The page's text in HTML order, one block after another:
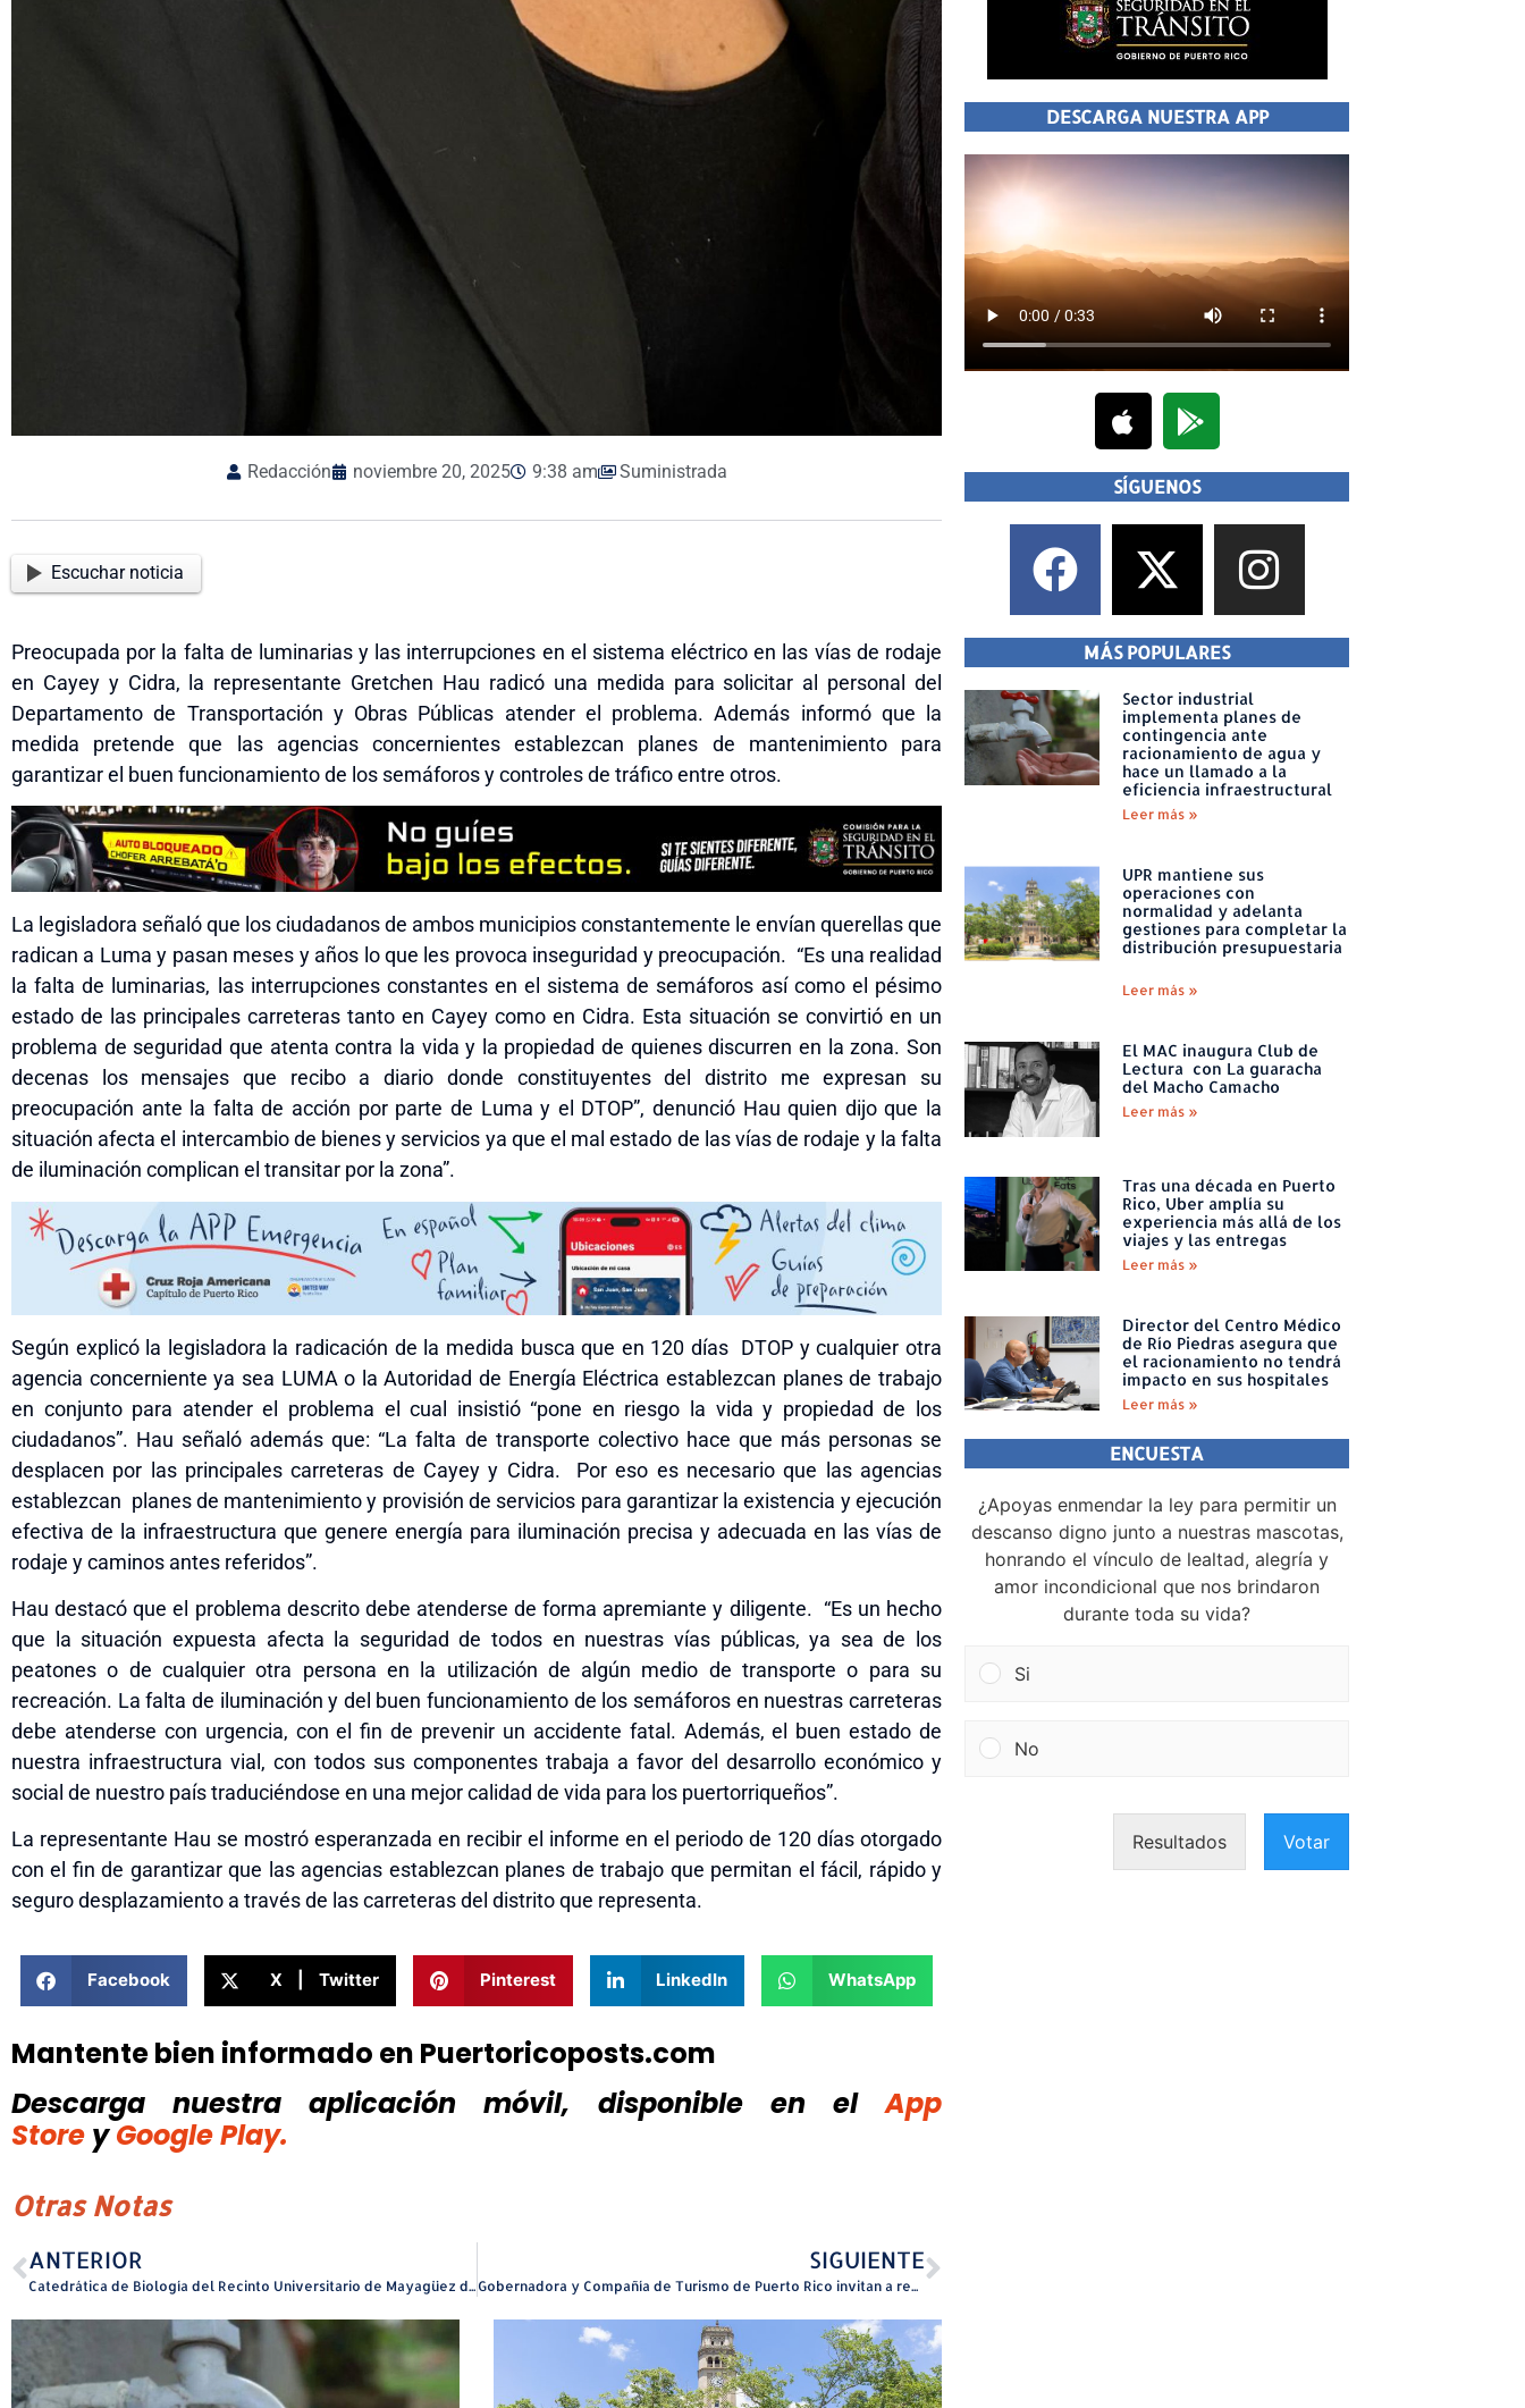
Redacción noviembre 20, 2025 9:38 am Suministrada
Escuchar noticia
Preocupada por la falta de luminarias y las interrupciones en el sistema eléctrico en las vías de rodaje
en Cayey y Cidra, la representante Gretchen Hau radicó una medida para solicitar al personal del
Departamento de Transportación y Obras Públicas atender el problema. Además informó que la
medida pretende que las agencias concernientes establezcan planes de mantenimiento para
garantizar el buen funcionamiento de los semáforos y controles de tráfico entre otros.
La legisladora señaló que los ciudadanos de ambos municipios constantemente le envían querellas que
radican a Luma y pasan meses y años lo que les provoca inseguridad y preocupación. “Es una realidad
la falta de luminarias, las interrupciones constantes en el sistema de semáforos así como el pésimo
estado de las principales carreteras tanto en Cayey como en Cidra. Esta situación se convirtió en un
problema de seguridad que atenta contra la vida y la propiedad de quienes discurren en la zona. Son
decenas los mensajes que recibo a diario donde constituyentes del distrito me expresan su
preocupación ante la falta de acción por parte de Luma y el DTOP”, denunció Hau quien dijo que la
situación afecta el intercambio de bienes y servicios ya que el mal estado de las vías de rodaje y la falta
de iluminación complican el transitar por la zona”.
Según explicó la legisladora la radicación de la medida busca que en 120 días DTOP y cualquier otra
agencia concerniente ya sea LUMA o la Autoridad de Energía Eléctrica establezcan planes de trabajo
en conjunto para atender el problema el cual insistió “pone en riesgo la vida y propiedad de los
ciudadanos”. Hau señaló además que: “La falta de transporte colectivo hace que más personas se
desplacen por las principales carreteras de Cayey y Cidra. Por eso es necesario que las agencias
establezcan planes de mantenimiento y provisión de servicios para garantizar la existencia y ejecución
efectiva de la infraestructura que genere energía para iluminación precisa y adecuada en las vías de
rodaje y caminos antes referidos”.
Hau destacó que el problema descrito debe atenderse de forma apremiante y diligente. “Es un hecho
que la situación expuesta afecta la seguridad de todos en nuestras vías públicas, ya sea de los
peatones o de cualquier otra persona en la utilización de algún medio de transporte o para su
recreación. La falta de iluminación y del buen funcionamiento de los semáforos en nuestras carreteras
debe atenderse con urgencia, con el fin de prevenir un accidente fatal. Además, el buen estado de
nuestra infraestructura vial, con todos sus componentes trabaja a favor del desarrollo económico y
social de nuestro país traduciéndose en una mejor calidad de vida para los puertorriqueños”.
La representante Hau se mostró esperanzada en recibir el informe en el periodo de 120 días otorgado
con el fin de garantizar que las agencias establezcan planes de trabajo que permitan el fácil, rápido y
seguro desplazamiento a través de las carreteras del distrito que representa.
Facebook X | Twitter Pinterest LinkedIn WhatsApp
Mantente bien informado en Puertoricoposts.com
Descarga nuestra aplicación móvil, disponible
en el
App
Store y Google Play.
Otras Notas
ANTERIOR
Catedrática de Biología del Recinto Universitario de Mayagüez de la UPR obtiene millonaria subvención de la NSF para transformación curricular en esa disciplina
SIGUIENTE
Gobernadora y Compañía de Turismo de Puerto Rico invitan a recorrido y encendido navideño entre La Fortaleza y el Paseo de la Princesa
DESCARGA NUESTRA APP
SÍGUENOS
MÁS POPULARES
Sector industrial
implementa planes de
contingencia ante
racionamiento de agua y
hace un llamado a la
eficiencia infraestructural
Leer más »
UPR mantiene sus
operaciones con
normalidad y adelanta
gestiones para completar la
distribución presupuestaria
Leer más »
El MAC inaugura Club de
Lectura con La guaracha
del Macho Camacho
Leer más »
Tras una década en Puerto
Rico, Uber amplía su
experiencia más allá de los
viajes y las entregas
Leer más »
Director del Centro Médico
de Río Piedras asegura que
el racionamiento no tendrá
impacto en sus hospitales
Leer más »
ENCUESTA
¿Apoyas enmendar la ley para permitir un
descanso digno junto a nuestras mascotas,
honrando el vínculo de lealtad, alegría y
amor incondicional que nos brindaron
durante toda su vida?
Si
No
Resultados Votar